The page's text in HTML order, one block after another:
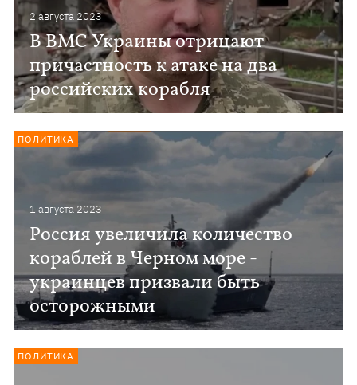
2 августа 2023
В ВМС Украины отрицают
причастность к атаке на два
российских корабля
1 августа 2023
Россия увеличила количество
кораблей в Черном море -
украинцев призвали быть
осторожными
ПОЛИТИКА
ПОЛИТИКА